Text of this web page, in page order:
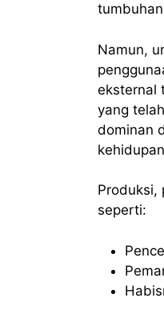
Namun,
eksternal
yang
dominan
Produksi,
seperti: